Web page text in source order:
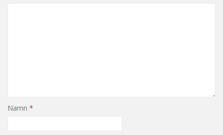
Namn *